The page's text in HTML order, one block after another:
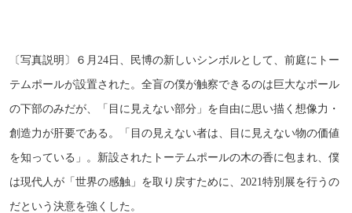
〔写真説明〕６月24日、民博の新しいシンボルとして、前庭にトー
テムポールが設置された。全盲の僕が触察できるのは巨大なポール
の下部のみだが、「目に見えない部分」を自由に思い描く想像力・
創造力が肝要である。「目の見えない者は、目に見えない物の価値
を知っている」。新設されたトーテムポールの木の香に包まれ、僕
は現代人が「世界の感触」を取り戻すために、2021特別展を行うの
だという決意を強くした。